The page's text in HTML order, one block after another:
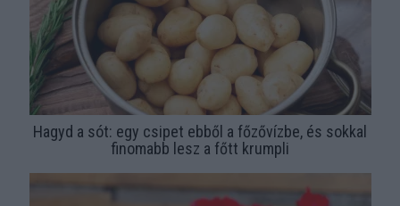
Hagyd a sót: egy csipet ebből a főzővízbe, és sokkal
finomabb lesz a főtt krumpli